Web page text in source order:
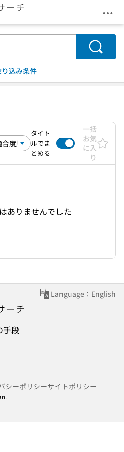
メ
検索
込み条件
タイト
ルでま
とめる
一括
お気
に入
り
ありませんでした
Language：English
手段
シーポリシーサイトポリシー